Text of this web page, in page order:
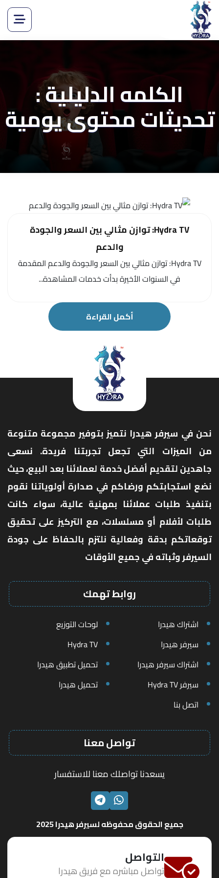
الكلمه الدليلية :
تحديثات محتوى يومية
Hydra TV: توازن مثالي بين السعر والجودة
والدعم
Hydra TV: توازن مثالي بين السعر والجودة والدعم المقدمة
في السنوات الأخيرة بدأت خدمات المشاهدة...
أكمل القراءة
نحن في سيرفر هيدرا نتميز بتوفير مجموعة متنوعة
من الميزات التي تجعل تجربتنا فريدة. نسعى
جاهدين لتقديم أفضل خدمة لعملائنا بعد البيع، حيث
نضع استجابتكم ورضاكم في صدارة أولوياتنا نقوم
بتنفيذ طلبات عملائنا بمهنية عالية، سواء كانت
طلبات لأفلام أو مسلسلات، مع التركيز على تحقيق
توقعاتكم بدقة وفعالية نلتزم بالحفاظ على جودة
السيرفر وثباته في جميع الأوقات
روابط تهمك
اشتراك هيدرا
لوحات التوزيع
سيرفر هيدرا
Hydra TV
اشتراك سيرفر هيدرا
تحميل تطبيق هيدرا
سيرفر Hydra TV
تحميل هيدرا
اتصل بنا
تواصل معنا
يسعدنا تواصلك معنا للاستفسار
الواتسابتليجرام
جميع الحقوق محفوظه لسيرفر هيدرا 2025
التواصل
تواصل مباشره مع فريق هيدرا